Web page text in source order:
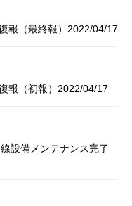
報（最終報）2022/04/17
報（初報）2022/04/17
設備メンテナンス完了